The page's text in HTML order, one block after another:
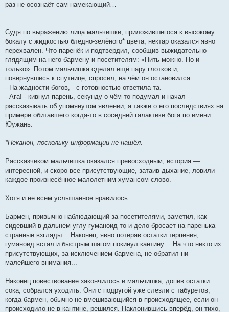
раз не осознаёт сам намекающий…
Судя по выражению лица мальчишки, приложившегося к высокому
бокалу с жидкостью бледно-зелёного* цвета, нектар оказался явно
перехвален. Что паренёк и подтвердил, сообщив выжидательно
глядящим на него бармену и посетителям: «Пить можно. Но и
только». Потом мальчишка сделал ещё пару глотков и,
повернувшись к спутнице, спросил, на чём он остановился.
- На жадности богов, - с готовностью ответила та.
- Ага! - кивнул парень, секунду о чём-то подумал и начал
рассказывать об упомянутом явлении, а также о его последствиях на
примере обитавшего когда-то в соседней галактике бога по имени
Юужань.
*Неканон, поскольку информации не нашёл.
Рассказчиком мальчишка оказался превосходным, история —
интересной, и скоро все присутствующие, затаив дыхание, ловили
каждое произнесённое малолетним хумансом слово.
Хотя и не всем услышанное нравилось…
Бармен, привычно наблюдающий за посетителями, заметил, как
сидевший в дальнем углу гуманоид то и дело бросает на паренька
странные взгляды… Наконец, явно потеряв остатки терпения,
гуманоид встал и быстрым шагом покинул кантину… На что никто из
присутствующих, за исключением бармена, не обратил ни
малейшего внимания...
Наконец повествование закончилось и мальчишка, допив остатки
сока, собрался уходить. Они с подругой уже слезли с табуретов,
когда бармен, обычно не вмешивающийся в происходящее, если он
происходило не в кантине, решился. Наклонившись вперёд, он тихо,